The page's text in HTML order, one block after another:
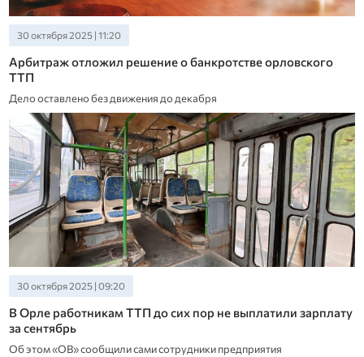
30 октября 2025 | 11:20
Арбитраж отложил решение о банкротстве орловского
ТТП
Дело оставлено без движения до декабря
30 октября 2025 | 09:20
В Орле работникам ТТП до сих пор не выплатили зарплату
за сентябрь
Об этом «ОВ» сообщили сами сотрудники предприятия